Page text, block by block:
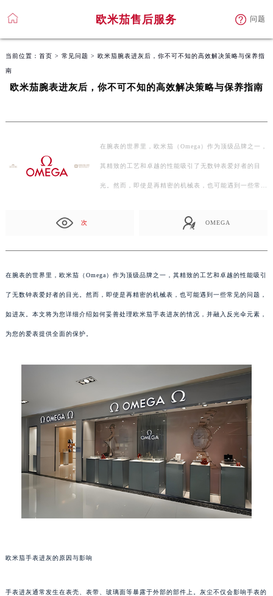
欧米茄售后服务 问题
当前位置： 首页 > 常见问题 > 欧米茄腕表进灰后，你不可不知的高效解决策略与保养指
南
欧米茄腕表进灰后，你不可不知的高效解决策略与保养指南
在腕表的世界里，欧米茄（Omega）作为顶级品牌之一，
其精致的工艺和卓越的性能吸引了无数钟表爱好者的目
光。然而，即使是再精密的机械表，也可能遇到一些常见
次 OMEGA
在腕表的世界里，欧米茄（Omega）作为顶级品牌之一，其精致的工艺和卓越的性能吸引
了无数钟表爱好者的目光。然而，即使是再精密的机械表，也可能遇到一些常见的问题，
如进灰。本文将为您详细介绍如何妥善处理欧米茄手表进灰的情况，并融入反光伞元素，
为您的爱表提供全面的保护。
欧米茄手表进灰的原因与影响
手表进灰通常发生在表壳、表带、玻璃面等暴露于外部的部件上。灰尘不仅会影响手表的